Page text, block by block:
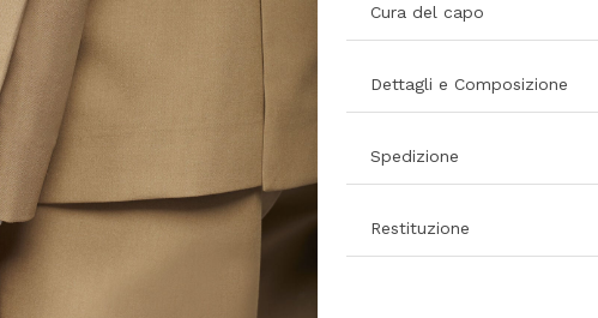
Cura del capo
Dettagli e Composizione
Spedizione
Restituzione